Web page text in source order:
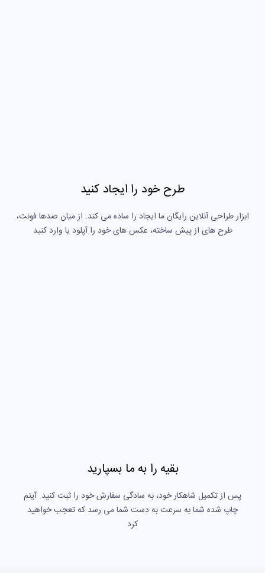
طرح خود را ایجاد کنید
ابزار طراحی آنلاین رایگان ما ایجاد را ساده می کند. از میان صدها فونت،
طرح های از پیش ساخته، عکس های خود را آپلود یا وارد کنید
بقیه را به ما بسپارید
پس از تکمیل شاهکار خود، به سادگی سفارش خود را ثبت کنید. آیتم
چاپ شده شما به سرعت به دست شما می رسد که تعجب خواهید
کرد